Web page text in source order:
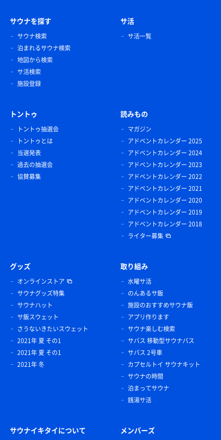
サウナを探す
サウナ検索
泊まれるサウナ検索
地図から検索
サ活検索
施設登録
サ活
サ活一覧
トントゥ
トントゥ抽選会
トントゥとは
当選発表
過去の抽選会
協賛募集
読みもの
マガジン
アドベントカレンダー 2025
アドベントカレンダー 2024
アドベントカレンダー 2023
アドベントカレンダー 2022
アドベントカレンダー 2021
アドベントカレンダー 2020
アドベントカレンダー 2019
アドベントカレンダー 2018
ライター募集
グッズ
オンラインストア
サウナグッズ特集
サウナハット
サ飯スウェット
さうないきたいスウェット
2021年 夏 その1
2021年 夏 その1
2021年 冬
取り組み
水曜サ活
のんあるサ飯
施設のおすすめサウナ飯
アプリ作ります
サウナ楽しむ検索
サバス 移動型サウナバス
サバス 2号車
カプセルトイ サウナキット
サウナの時間
泊まってサウナ
銭湯サ活
サウナイキタイについて メンバーズ